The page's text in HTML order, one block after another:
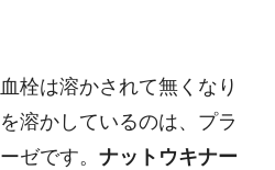
栓は溶かされて無くなり
溶かしているのは、プラ
ゼです。 ナットウキナー